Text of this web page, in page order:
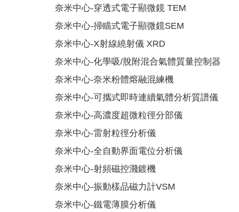
奈米中心-穿透式電子顯微鏡 TEM
奈米中心-掃瞄式電子顯微鏡SEM
奈米中心-X射線繞射儀 XRD
奈米中心-化學吸/脫附混合氣體質量控制器
奈米中心-奈米粉體熔融混練機
奈米中心-可攜式即時連續氣體分析質譜儀
奈米中心-高濃度超微粒徑分部儀
奈米中心-雷射粒徑分析儀
奈米中心-全自動界面電位分析儀
奈米中心-射頻磁控濺鍍機
奈米中心-振動樣品磁力計VSM
奈米中心-鐵電薄膜分析儀